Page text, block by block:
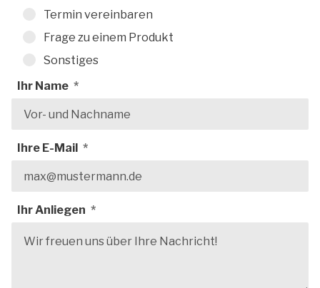
Termin vereinbaren
Frage zu einem Produkt
Sonstiges
Ihr Name
Ihre E-Mail
Ihr Anliegen